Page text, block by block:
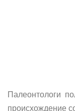
Палеонтологи
происхождение